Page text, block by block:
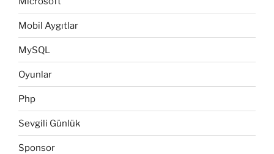
Mobil Aygıtlar
MySQL
Oyunlar
Php
Sevgili Günlük
Sponsor